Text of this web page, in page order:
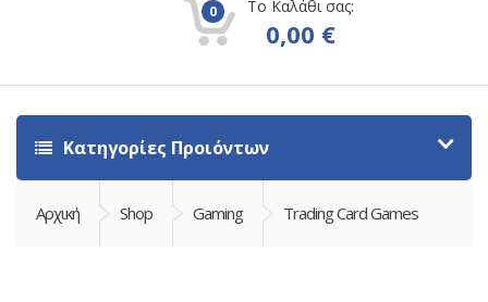
0 Το Καλάθι σας:
0,00 €
Κατηγορίες Προιόντων
Αρχική Shop Gaming Trading Card Games